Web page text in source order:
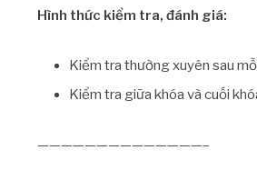
Hình thức kiểm tra, đánh giá:
Kiểm tra thường xuyên sau
Kiểm tra giữa khóa và cuối
——————————————–